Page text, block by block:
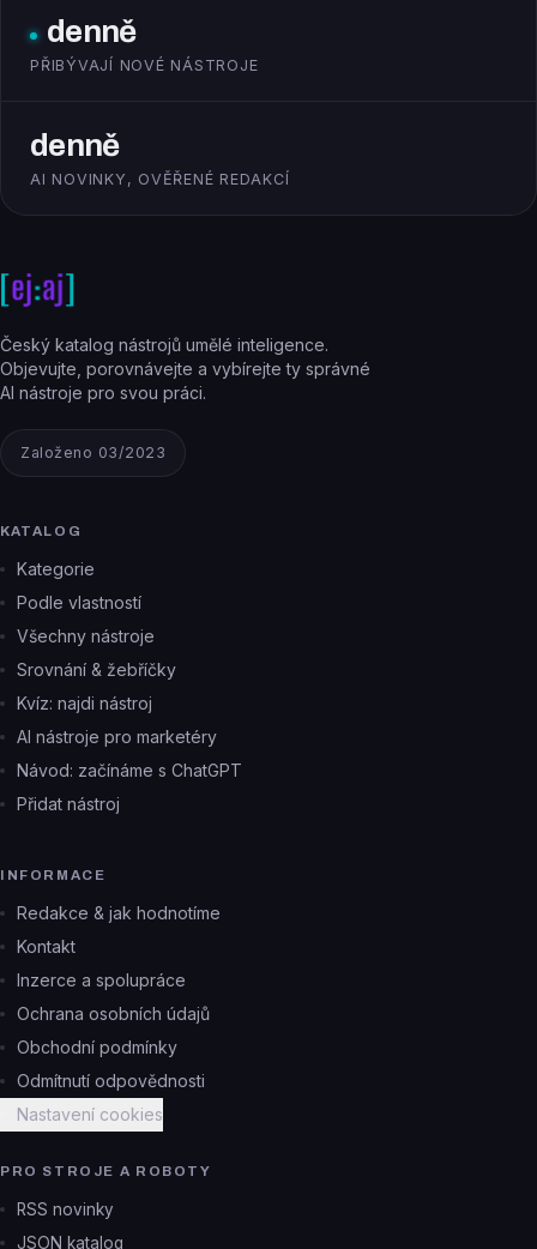
denně
PŘIBÝVAJÍ NOVÉ NÁSTROJE
denně
AI NOVINKY, OVĚŘENÉ REDAKCÍ
Český katalog nástrojů umělé inteligence.
Objevujte, porovnávejte a vybírejte ty správné
AI nástroje pro svou práci.
Založeno 03/2023
KATALOG
Kategorie
Podle vlastností
Všechny nástroje
Srovnání & žebříčky
Kvíz: najdi nástroj
AI nástroje pro marketéry
Návod: začínáme s ChatGPT
Přidat nástroj
INFORMACE
Redakce & jak hodnotíme
Kontakt
Inzerce a spolupráce
Ochrana osobních údajů
Obchodní podmínky
Odmítnutí odpovědnosti
Nastavení cookies
PRO STROJE A ROBOTY
RSS novinky
JSON katalog